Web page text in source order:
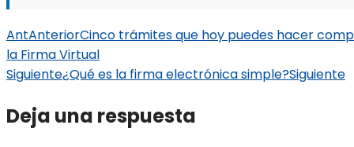
AntAnteriorCinco trámites que hoy puedes hacer
la Firma Virtual
Siguiente¿Qué es la firma electrónica simple?Siguiente
Deja una respuesta